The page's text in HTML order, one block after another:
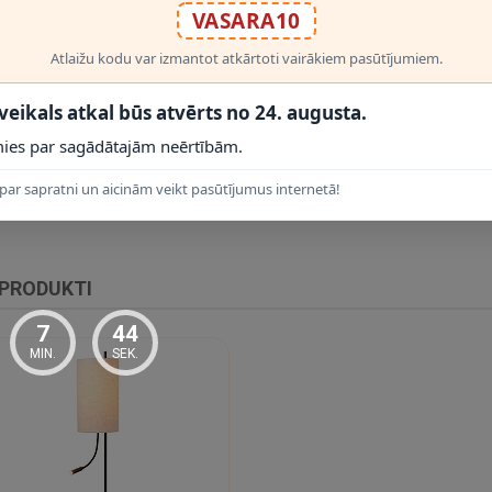
apgaismojumu lasīšanai vai ikdienas lietošanai.
atbilstoši ražotāja norādēm. Izmēri:
VASARA10
Atlaižu kodu var izmantot atkārtoti vairākiem pasūtījumiem.
atkal būs atvērts no 24. augusta.
par sagādātajām neērtībām.
sapratni un aicinām veikt pasūtījumus internetā!
7
MIN.
43
SEK.